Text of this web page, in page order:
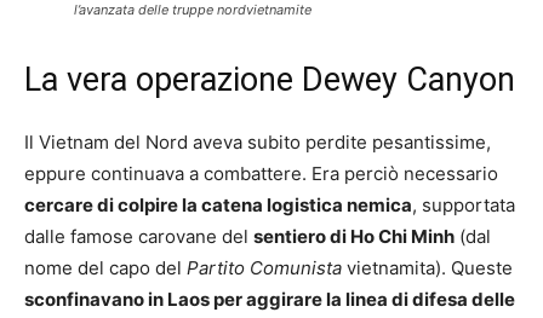
l’avanzata delle truppe nordvietnamite
La vera operazione Dewey Canyon
Il Vietnam del Nord aveva subito perdite pesantissime,
eppure continuava a combattere. Era perciò necessario
cercare di colpire la catena logistica nemica, supportata
dalle famose carovane del sentiero di Ho Chi Minh (dal
nome del capo del Partito Comunista vietnamita). Queste
sconfinavano in Laos per aggirare la linea di difesa delle